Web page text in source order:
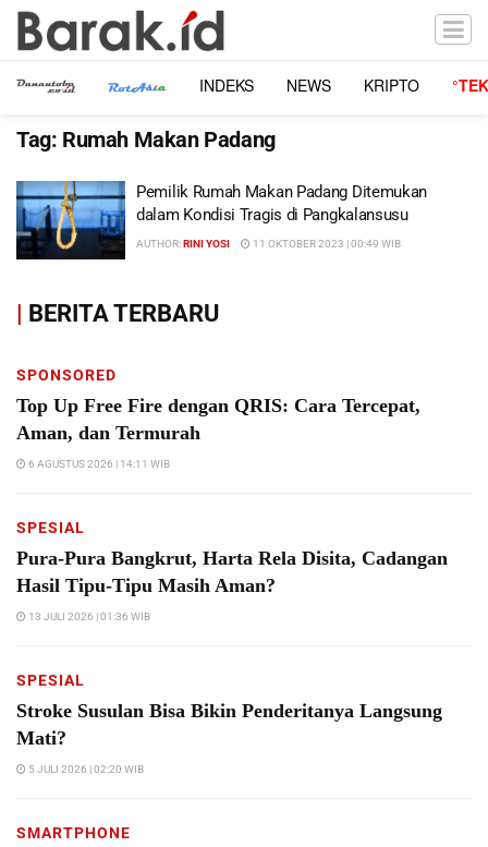
INDEKS NEWS KRIPTO
Tag: Rumah Makan Padang
Pemilik Rumah Makan Padang Ditemukan
dalam Kondisi Tragis di Pangkalansusu
AUTHOR:RINI YOSI 11 OKTOBER 2023 | 00:49 WIB
| BERITA TERBARU
SPONSORED
Top Up Free Fire dengan QRIS: Cara Tercepat,
Aman, dan Termurah
6 AGUSTUS 2026 | 14:11 WIB
SPESIAL
Pura-Pura Bangkrut, Harta Rela Disita, Cadangan
Hasil Tipu-Tipu Masih Aman?
13 JULI 2026 | 01:36 WIB
SPESIAL
Stroke Susulan Bisa Bikin Penderitanya Langsung
Mati?
5 JULI 2026 | 02:20 WIB
SMARTPHONE